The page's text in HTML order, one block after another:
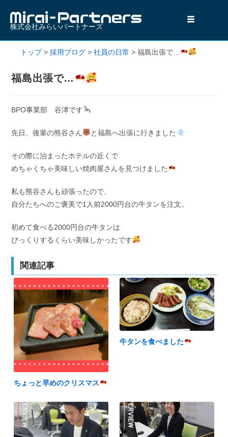
株式会社みらいパートナーズ
トップ> 採用ブログ > 社員の日常 > 福島出張で…
福島出張で…
BPO事業部 谷津です
先日、後輩の熊谷さん と福島へ出張に行きました
その際に泊まったホテルの近くで
めちゃくちゃ美味しい焼肉屋さんを見つけました
私も熊谷さんも頑張ったので、
自分たちへのご褒美で1人前2000円台の牛タンを注文。
初めて食べる2000円台の牛タンは
びっくりするくらい美味しかったです
関連記事
ちょっと早めのクリスマス
牛タンを食べました